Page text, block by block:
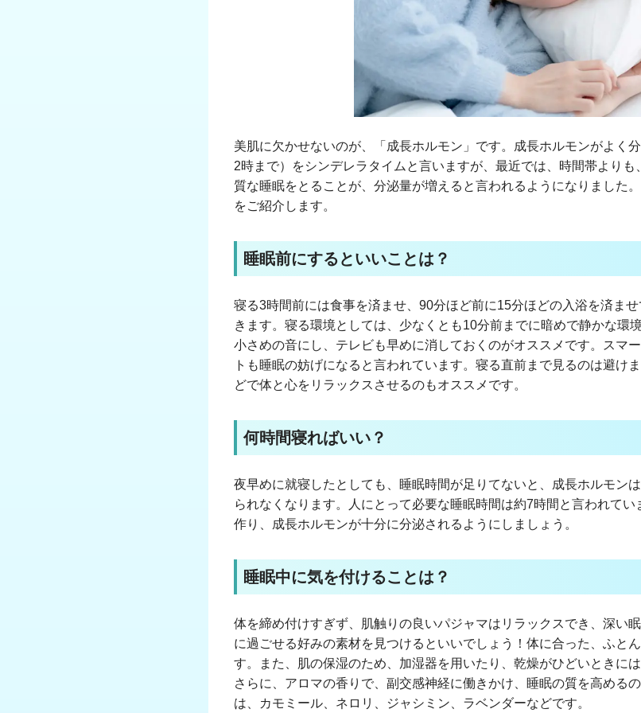
美肌に欠かせないのが、「成長ホルモン」です。成長ホルモンがよく
2時まで）をシンデレラタイムと言いますが、最近では、時間帯より
質な睡眠をとることが、分泌量が増えると言われるようになりました
をご紹介します。
睡眠前にするといいことは？
寝る3時間前には食事を済ませ、90分ほど前に15分ほどの入浴を済ま
きます。寝る環境としては、少なくとも10分前までに暗めで静かな環
小さめの音にし、テレビも早めに消しておくのがオススメです。スマ
トも睡眠の妨げになると言われています。寝る直前まで見るのは避け
どで体と心をリラックスさせるのもオススメです。
何時間寝ればいい？
夜早めに就寝したとしても、睡眠時間が足りてないと、成長ホルモン
られなくなります。人にとって必要な睡眠時間は約7時間と言われて
作り、成長ホルモンが十分に分泌されるようにしましょう。
睡眠中に気を付けることは？
体を締め付けすぎず、肌触りの良いパジャマはリラックスでき、深い
に過ごせる好みの素材を見つけるといいでしょう！体に合った、ふと
す。また、肌の保湿のため、加湿器を用いたり、乾燥がひどいときに
さらに、アロマの香りで、副交感神経に働きかけ、睡眠の質を高める
は、カモミール、ネロリ、ジャシミン、ラベンダーなどです。